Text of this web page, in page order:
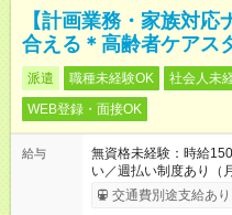
【計画業務・家族対
合える＊高齢者ケアス
派遣 職種未経験OK 社会人未
WEB登録・面接OK
給与
無資格未経験：時給
い／週払い制度あり（
完了次第のお支払いと
交通費別途支給あり